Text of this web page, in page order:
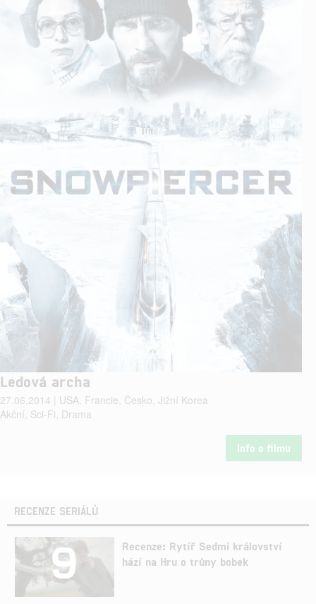
Ledová archa
27.06.2014 | USA, Francie, Česko, Jižní Korea
Akční, Sci-Fi, Drama
Info o filmu
RECENZE SERIÁLŮ
9
Recenze: Rytíř Sedmi království
hází na Hru o trůny bobek